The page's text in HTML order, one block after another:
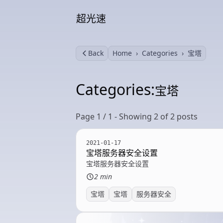
超光速
Back Home Categories 宝塔
Categories:宝塔
Page 1 / 1 - Showing 2 of 2 posts
2021-01-17
宝塔服务器安全设置
宝塔服务器安全设置
2 min
宝塔
宝塔 服务器安全